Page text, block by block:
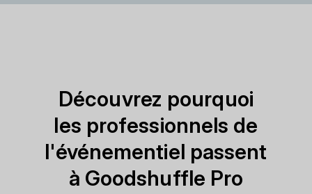
Découvrez pourquoi
les professionnels de
l'événementiel passent
à Goodshuffle Pro